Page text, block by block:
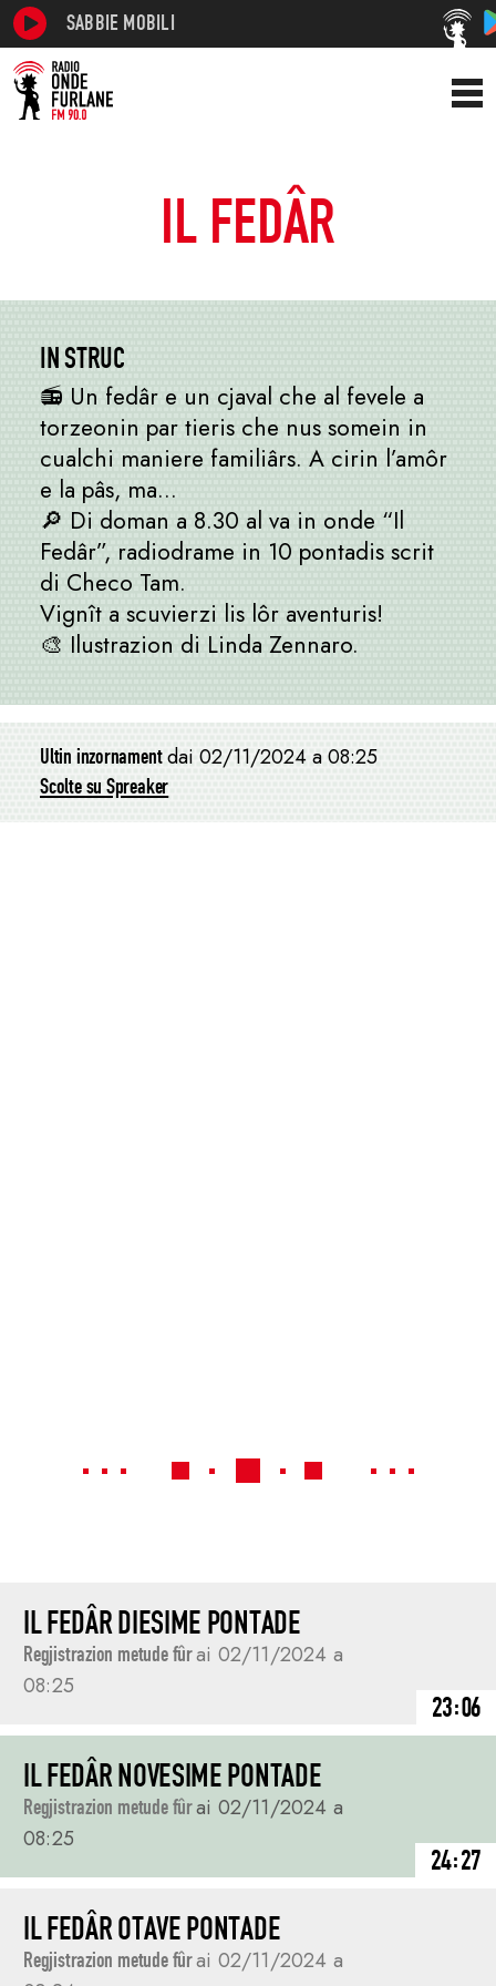
SABBIE MOBILI
IL FEDÂR
IN STRUC
📻 Un fedâr e un cjaval che al fevele a
torzeonin par tieris che nus somein in
cualchi maniere familiârs. A cirin l’amôr
e la pâs, ma…
🔎 Di doman a 8.30 al va in onde “Il
Fedâr”, radiodrame in 10 pontadis scrit
di Checo Tam.
Vignît a scuvierzi lis lôr aventuris!
🎨 Ilustrazion di Linda Zennaro.
Ultin inzornament dai 02/11/2024 a 08:25
Scolte su Spreaker
IL FEDÂR DIESIME PONTADE
Regjistrazion metude fûrai 02/11/2024 a
08:25
23:06
IL FEDÂR NOVESIME PONTADE
Regjistrazion metude fûrai 02/11/2024 a
08:25
24:27
IL FEDÂR OTAVE PONTADE
Regjistrazion metude fûrai 02/11/2024 a